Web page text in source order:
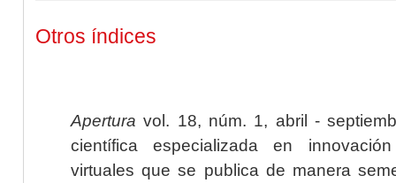
Otros índices
Apertura vol. 18, núm. 1, abril -
científica especializada en
virtuales que se publica de manera